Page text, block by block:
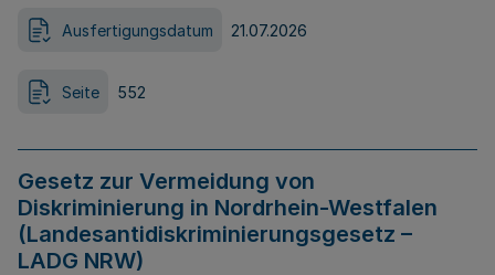
Ausfertigungsdatum 21.07.2026
Seite 552
Gesetz zur Vermeidung von
Diskriminierung in Nordrhein-Westfalen
(Landesantidiskriminierungsgesetz –
LADG NRW)